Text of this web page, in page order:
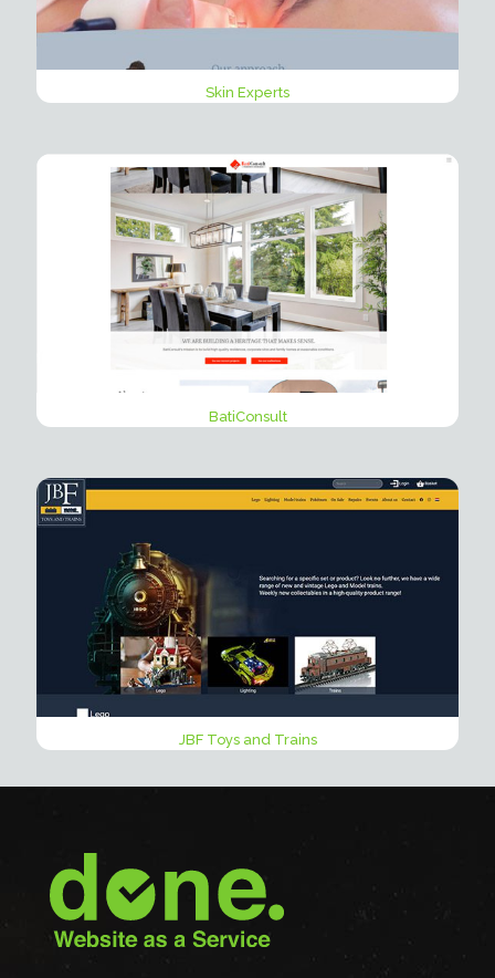
Skin Experts
BatiConsult
JBF Toys and Trains